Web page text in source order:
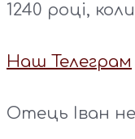
1240 році,
Наш Телеграм
Отець Іван не